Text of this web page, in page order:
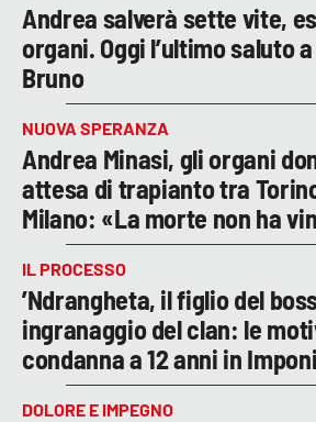
Andrea salverà sette vite,
organi. Oggi l’ultimo saluto
Bruno
NUOVA SPERANZA
Andrea Minasi, gli organi
attesa di trapianto tra
Milano: «La morte non ha
IL PROCESSO
’Ndrangheta, il figlio del
ingranaggio del clan: le
condanna a 12 anni in
DOLORE E IMPEGNO